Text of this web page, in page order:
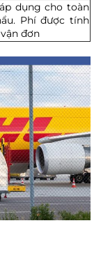
dụng cho toàn
Phí được tính
đơn